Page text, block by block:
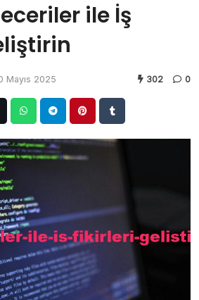
ile İş
Mayıs 2025 302 0